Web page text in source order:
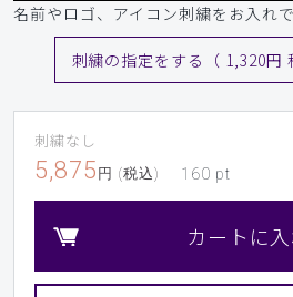
名前やロゴ、アイコン刺繍をお入れで
刺繍の指定をする（ 1,320円
刺繍なし
5,875 円 (税込) 160 pt
カートに